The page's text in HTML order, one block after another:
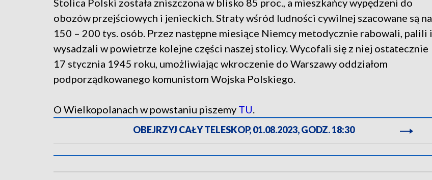
obozów przejściowych i jenieckich. Straty wśród ludności cywilnej szacowane są na
150 – 200 tys. osób. Przez następne miesiące Niemcy metodycznie rabowali, palili i
wysadzali w powietrze kolejne części naszej stolicy. Wycofali się z niej ostatecznie
17 stycznia 1945 roku, umożliwiając wkroczenie do Warszawy oddziałom
podporządkowanego komunistom Wojska Polskiego.
O Wielkopolanach w powstaniu piszemy TU
OBEJRZYJ CAŁY TELESKOP, 01.08.2023, GODZ. 18:30